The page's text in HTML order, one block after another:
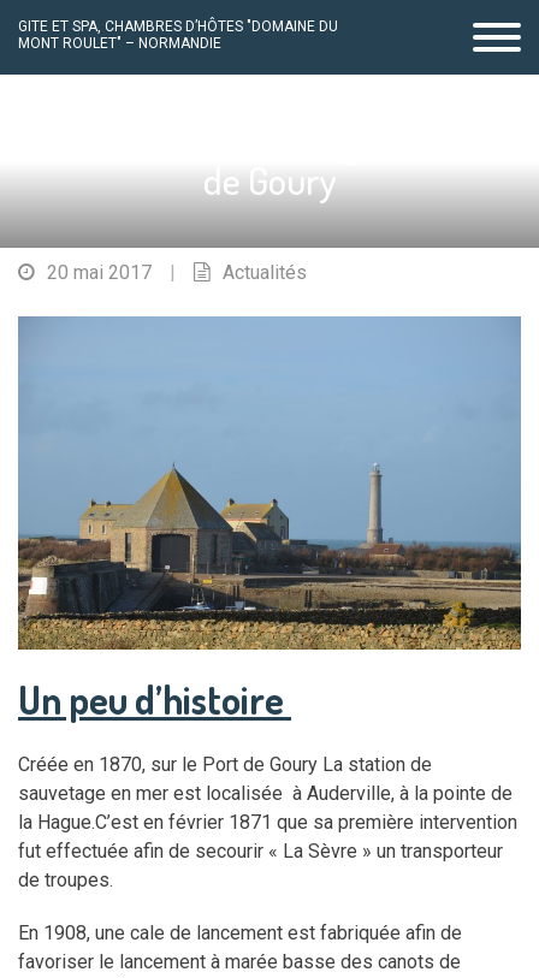
GITE ET SPA, CHAMBRES D’HÔTES "DOMAINE DU
MONT ROULET" – NORMANDIE
de Goury
20 mai 2017 | Actualités
Un peu d’histoire
Créée en 1870, sur le Port de Goury La station de
sauvetage en mer est localisée à Auderville, à la pointe de
la Hague.C’est en février 1871 que sa première intervention
fut effectuée afin de secourir « La Sèvre » un transporteur
de troupes.
En 1908, une cale de lancement est fabriquée afin de
favoriser le lancement à marée basse des canots de